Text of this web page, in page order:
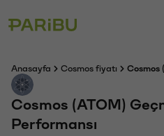
Anasayfa Cosmos fiyatı Cosmos
Cosmos (ATOM)
Performansı